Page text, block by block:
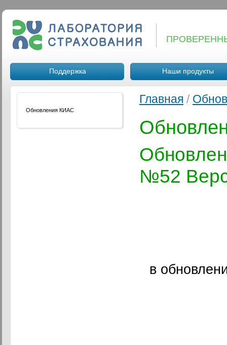
Поддержка Наши продукты
Обновления КИАС
Главная /
№52
в